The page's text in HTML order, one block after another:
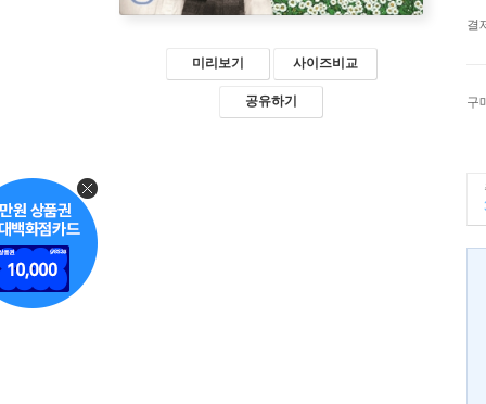
미리보기 사이즈비교
공유하기
결
구